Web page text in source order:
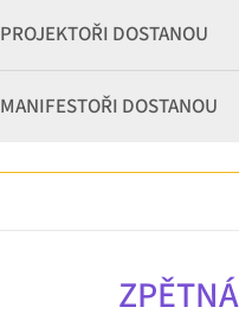
PROJEKTOŘI DOSTANOU
MANIFESTOŘI DOSTANOU